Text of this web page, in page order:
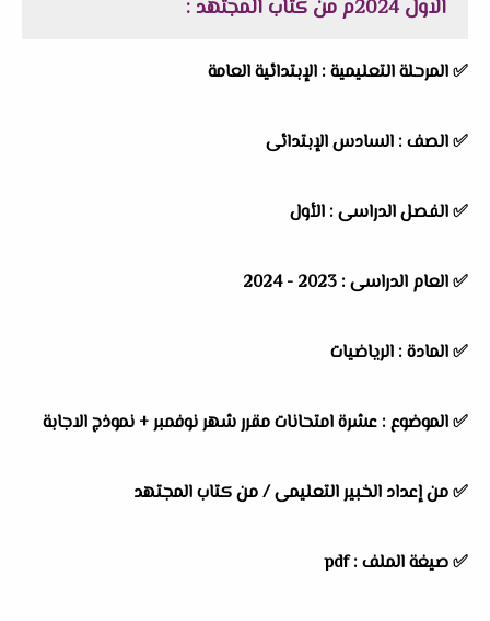
الاول 2024م من كتاب المجتهد :
✅ المرحلة التعليمية : الإبتدائية العامة
✅ الصف : السادس الإبتدائى
✅ الفصل الدراسى : الأول
✅ العام الدراسى : 2023 - 2024
✅ المادة : الرياضيات
✅ الموضوع : عشرة امتحانات مقرر شهر نوفمبر + نموذج الاجابة
✅ من إعداد الخبير التعليمى /من كتاب المجتهد
✅ صيغة الملف : pdf